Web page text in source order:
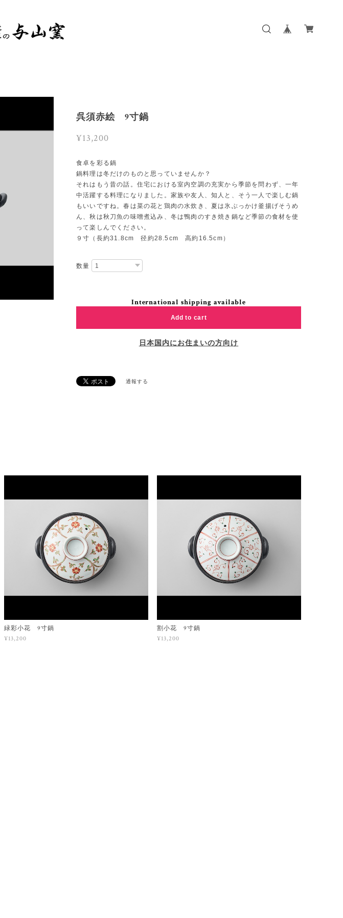
呉須赤絵 9寸鍋
¥13,200
食卓を彩る鍋
鍋料理は冬だけのものと思っていませんか？
それはもう昔の話。住宅における室内空調の充実から季節を問わず、一年
中活躍する料理になりました。家族や友人、知人と、そう一人で楽しむ鍋
もいいですね。春は菜の花と鶏肉の水炊き、夏は氷ぶっかけ釜揚げそうめ
ん、秋は秋刀魚の味噌煮込み、冬は鴨肉のすき焼き鍋など季節の食材を使
って楽しんでください。
９寸（長約31.8cm 径約28.5cm 高約16.5cm）
数量
International shipping available
Add to cart
日本国内にお住まいの方向け
通報する
緑彩小花 9寸鍋
¥13,200
割小花 9寸鍋
¥13,200